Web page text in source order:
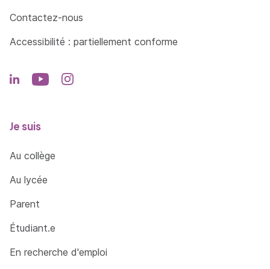
Contactez-nous
Accessibilité : partiellement conforme
Je suis
Au collège
Au lycée
Parent
Étudiant.e
En recherche d'emploi